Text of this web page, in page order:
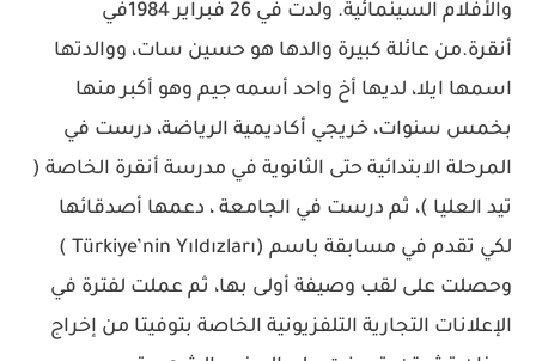
والأفلام السينمائية. ولدت في 26 فبراير 1984في
أنقرة.من عائلة كبيرة والدها هو حسين سات، ووالدتها
اسمها ايلا، لديها أخ واحد أسمه جيم وهو أكبر منها
بخمس سنوات، خريجي أكاديمية الرياضة، درست في
المرحلة الابتدائية حتى الثانوية في مدرسة أنقرة الخاصة (
تيد العليا )، ثم درست في الجامعة ، دعمها أصدقائها
لكي تقدم في مسابقة باسم (Türkiye’nin Yıldızları )
وحصلت على لقب وصيفة أولى بها، ثم عملت لفترة في
الإعلانات التجارية التلفزيونية الخاصة بتوفيتا من إخراج